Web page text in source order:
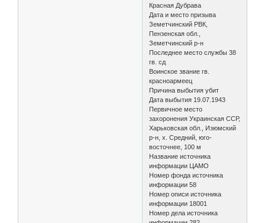
Красная Дубрава
Дата и место призыва
Земетчинский РВК,
Пензенская обл.,
Земетчинский р-н
Последнее место службы 38
гв. сд
Воинское звание гв.
красноармеец
Причина выбытия убит
Дата выбытия 19.07.1943
Первичное место
захоронения Украинская ССР,
Харьковская обл., Изюмский
р-н, х. Средний, юго-
восточнее, 100 м
Название источника
информации ЦАМО
Номер фонда источника
информации 58
Номер описи источника
информации 18001
Номер дела источника